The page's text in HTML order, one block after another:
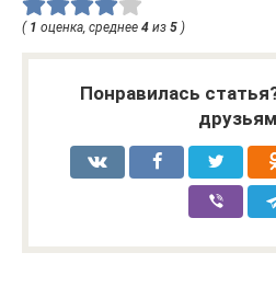
( 1 оценка, среднее 4 из 5 )
Понравилась